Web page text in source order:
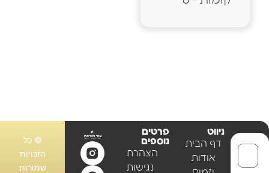
ניווט
דף הבית
אודות
פרטים
נוספים
הצהרת
נגישות
© כל
הזכויות
שמורות